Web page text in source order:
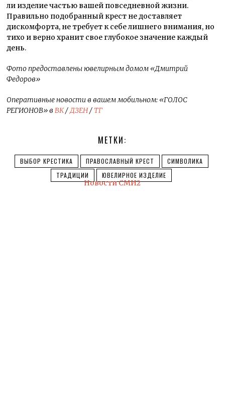
ли изделие частью вашей повседневной жизни.
Правильно подобранный крест не доставляет
дискомфорта, не требует к себе лишнего внимания, но
тихо и верно хранит свое глубокое значение каждый
день.
Фото предоставлены ювелирным домом «Дмитрий
Федоров»
Оперативные новости в вашем мобильном: «ГОЛОС
РЕГИОНОВ» вВК/ДЗЕН/ ТГ
МЕТКИ:
ВЫБОР КРЕСТИКА ПРАВОСЛАВНЫЙ КРЕСТ
СИМВОЛИКА
ТРАДИЦИИ
ЮВЕЛИРНОЕ ИЗДЕЛИЕ
Новости СМИ2